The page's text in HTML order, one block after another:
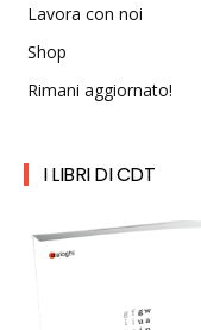
Lavora con noi
Shop
Rimani aggiornato!
I LIBRI DI CDT